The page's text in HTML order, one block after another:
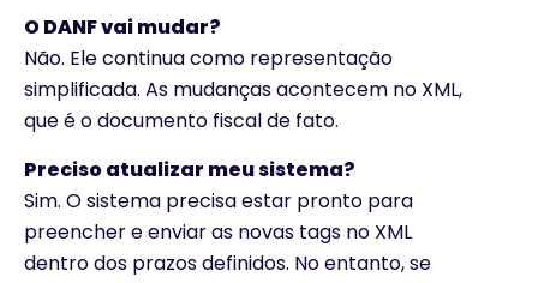
O DANF vai mudar?
Não. Ele continua como representação
simplificada. As mudanças acontecem no XML,
que é o documento fiscal de fato.
Preciso atualizar meu sistema?
Sim. O sistema precisa estar pronto para
preencher e enviar as novas tags no XML
dentro dos prazos definidos. No entanto, se